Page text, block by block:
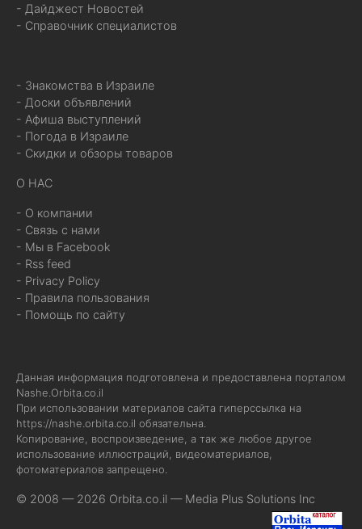
- Дайджест Новостей
- Справочник специалистов
- Знакомства в Израиле
- Доски объявлений
- Афиша выступлений
- Погода в Израиле
- Скидки и обзоры товаров
О НАС
- О компании
- Связь с нами
- Мы в Facebook
- Rss feed
- Privacy Policy
- Правила пользования
- Помощь по сайту
Данная информация подготовлена и предоставлена порталом
Nashe.Orbita.co.il
При использовании материалов сайта гиперссылка на
https://nashe.orbita.co.il обязательна.
Копирование, воспроизведение, а так же любое другое
использование иллюстраций, видеоматериалов,
фотоматериалов запрещено.
© 2008 — 2026 Orbita.co.il — Media Plus Solutions Inc